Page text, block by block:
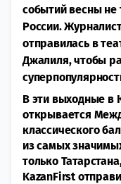
событий весны не
России.
отправилась в
Джалиля, чтобы
В эти выходные в
открывается
классического
из самых
только
KazanFirst